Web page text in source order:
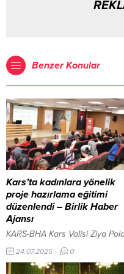
Benzer Konular
Kars’ta kadınlara yönelik
proje hazırlama eğitimi
düzenlendi – Birlik Haber
Ajansı
KARS-BHA Kars Valisi Ziya
Halk Eğitim Merkezi’ndeki
kursiyerlerle buluştu İçeriği
Görüntüle Tarım ve Kırsal
24.07.2025 0